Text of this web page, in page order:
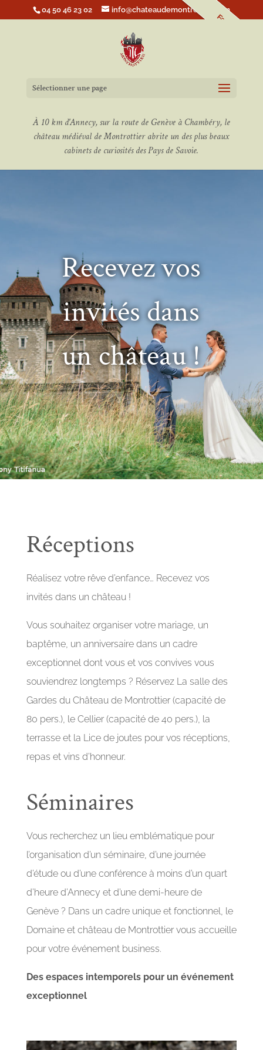
04 50 46 23 02 info@chateaudemontrottier.com
Sélectionner une page
À 10 km d'Annecy, sur la route de Genève à Chambéry, le
château médiéval de Montrottier abrite un des plus beaux
cabinets de curiosités des Pays de Savoie.
Recevez vos
invités dans
un château !
Réceptions
Réalisez votre rêve d’enfance… Recevez vos
invités dans un château !
Vous souhaitez organiser votre mariage, un
baptême, un anniversaire dans un cadre
exceptionnel dont vous et vos convives vous
souviendrez longtemps ? Réservez La salle des
Gardes du Château de Montrottier (capacité de
80 pers.), le Cellier (capacité de 40 pers.), la
terrasse et la Lice de joutes pour vos réceptions,
repas et vins d’honneur.
Séminaires
Vous recherchez un lieu emblématique pour
l’organisation d’un séminaire, d’une journée
d’étude ou d’une conférence à moins d’un quart
d’heure d’Annecy et d’une demi-heure de
Genève ? Dans un cadre unique et fonctionnel, le
Domaine et château de Montrottier vous accueille
pour votre événement business.
Des espaces intemporels pour un événement
exceptionnel
Faire un don